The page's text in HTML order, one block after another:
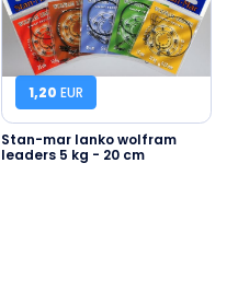
1,20 EUR
Stan-mar lanko wolfram
leaders 5 kg - 20 cm